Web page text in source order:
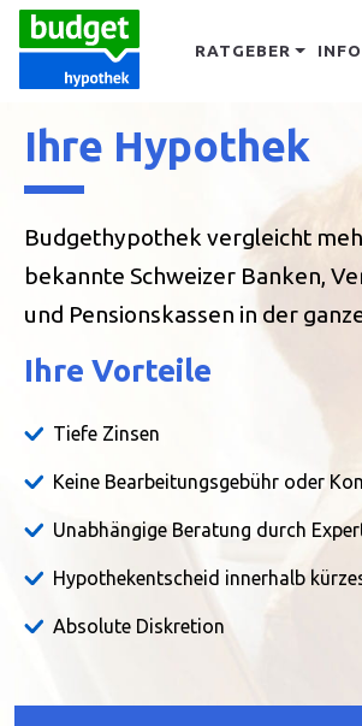
RATGEBER INFO
Ihre Hypothek
Budgethypothek vergleicht
bekannte Schweizer Banken,
und Pensionskassen in der
Ihre Vorteile
Tiefe Zinsen
Keine Bearbeitungsgebühr oder
Unabhängige Beratung durch
Hypothekentscheid innerhalb
Absolute Diskretion